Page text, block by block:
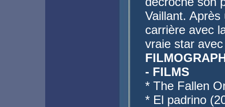
Vaillant.
carrière avec
vraie star
- FILMS
* The Fallen
* El padrino